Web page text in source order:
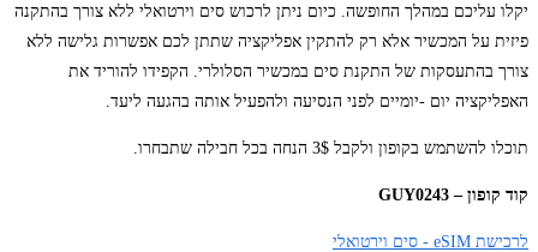
יקלו עליכם במהלך החופשה. כיום ניתן לרכוש סים וירטואלי ללא צורך בהתקנה
פיזית על המכשיר אלא רק להתקין אפליקציה שתתן לכם אפשרות גלישה ללא
צורך בהתעסקות של התקנת סים במכשיר הסלולרי. הקפידו להוריד את
האפליקציה יום -יומיים לפני הנסיעה ולהפעיל אותה בהגעה ליעד.
תוכלו להשתמש בקופון ולקבל 3$ הנחה בכל חבילה שתבחרו.
קוד קופון – GUY0243
לרכישת eSIM - סים וירטואלי